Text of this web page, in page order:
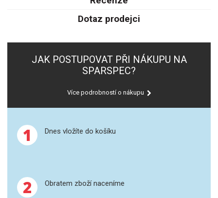
SPEKTROFOTOMETRY
PŘÍPRAVA VZORKŮ
OTEVŘENÝ ROZKLAD
MIKROVLNNÝ ROZKLAD
REAKČNÍ AUTOKLÁVY
LISOVÁNÍ
Dotaz prodejci
JAK POSTUPOVAT PŘI NÁKUPU NA
SPARSPEC?
Více podrobností o nákupu
1 Dnes vložíte do košíku
2 Obratem zboží naceníme